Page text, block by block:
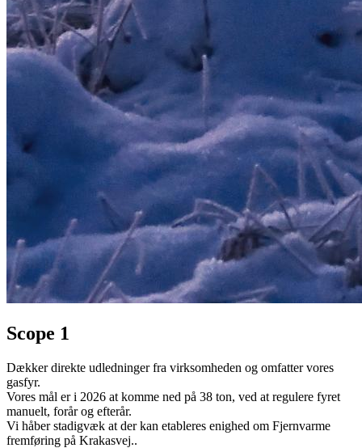
Scope 1
Dækker direkte udledninger fra virksomheden og omfatter vores
gasfyr.
Vores mål er i 2026 at komme ned på 38 ton, ved at regulere fyret
manuelt, forår og efterår.
Vi håber stadigvæk at der kan etableres enighed om Fjernvarme
fremføring på Krakasvej..